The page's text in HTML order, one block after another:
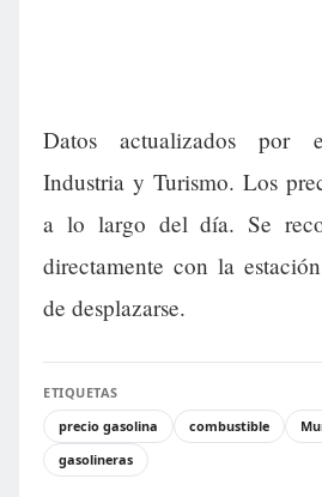
Datos actualizados por
Industria y Turismo. Los
a lo largo del día. Se
directamente con la
de desplazarse.
ETIQUETAS
precio gasolina
combustible
gasolineras